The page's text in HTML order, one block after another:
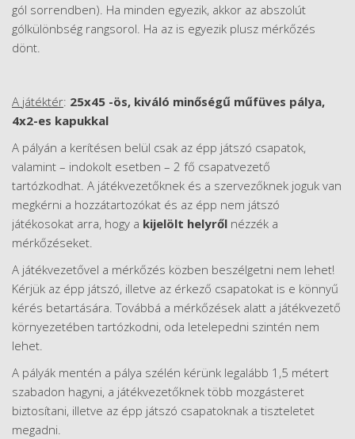
gól sorrendben). Ha minden egyezik, akkor az abszolút
gólkülönbség rangsorol. Ha az is egyezik plusz mérkőzés
dönt.
A játéktér: 25x45 -ös, kiváló minőségű műfüves pálya,
4x2-es kapukkal
A pályán a kerítésen belül csak az épp játszó csapatok,
valamint – indokolt esetben – 2 fő csapatvezető
tartózkodhat. A játékvezetőknek és a szervezőknek joguk van
megkérni a hozzátartozókat és az épp nem játszó
játékosokat arra, hogy a kijelölt helyről nézzék a
mérkőzéseket.
A játékvezetővel a mérkőzés közben beszélgetni nem lehet!
Kérjük az épp játszó, illetve az érkező csapatokat is e könnyű
kérés betartására. Továbbá a mérkőzések alatt a játékvezető
környezetében tartózkodni, oda letelepedni szintén nem
lehet.
A pályák mentén a pálya szélén kérünk legalább 1,5 métert
szabadon hagyni, a játékvezetőknek több mozgásteret
biztosítani, illetve az épp játszó csapatoknak a tiszteletet
megadni.